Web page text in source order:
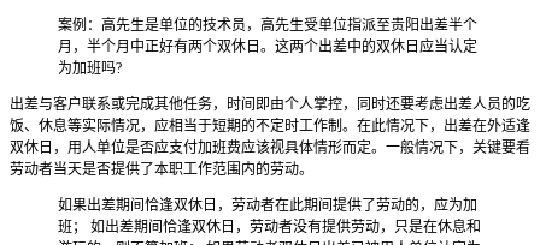
案例：高先生是单位的技术员，高先生受单位指派至贵阳出差半个
月，半个月中正好有两个双休日。这两个出差中的双休日应当认定
为加班吗?
出差与客户联系或完成其他任务，时间即由个人掌控，同时还要考虑出差人员的吃
饭、休息等实际情况，应相当于短期的不定时工作制。在此情况下，出差在外适逢
双休日，用人单位是否应支付加班费应该视具体情形而定。一般情况下，关键要看
劳动者当天是否提供了本职工作范围内的劳动。
如果出差期间恰逢双休日，劳动者在此期间提供了劳动的，应为加
班； 如出差期间恰逢双休日，劳动者没有提供劳动，只是在休息和